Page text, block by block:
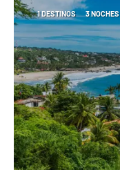
1 DESTINOS 3 NOCHES